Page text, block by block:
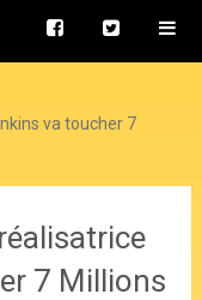
va toucher 7
7 Millions